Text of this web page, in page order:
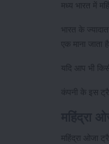
मध्य भारत में
भारत के
एक माना
यदि आप भी
कंपनी के इस
महिंद्रा
महिंद्रा ओजा